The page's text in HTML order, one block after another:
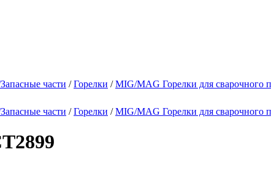
части /Горелки /MIG/MAG Горелки для сварочного
части /Горелки /MIG/MAG Горелки для сварочного